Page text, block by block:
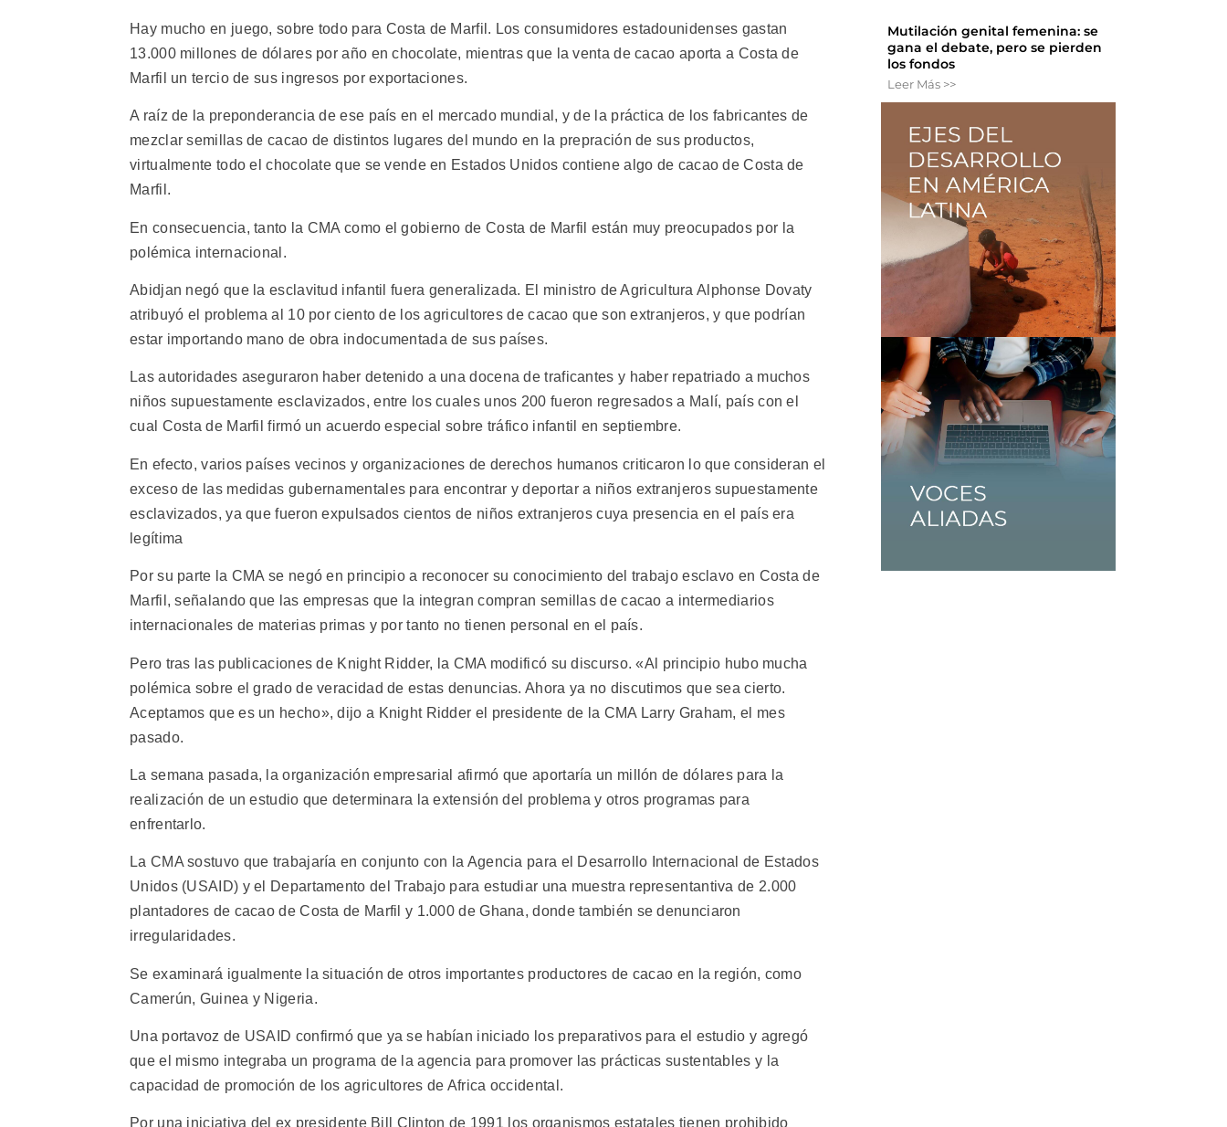
Hay mucho en juego, sobre todo para Costa de Marfil. Los consumidores estadounidenses gastan
13.000 millones de dólares por año en chocolate, mientras que la venta de cacao aporta a Costa de
Marfil un tercio de sus ingresos por exportaciones.
A raíz de la preponderancia de ese país en el mercado mundial, y de la práctica de los fabricantes de
mezclar semillas de cacao de distintos lugares del mundo en la prepración de sus productos,
virtualmente todo el chocolate que se vende en Estados Unidos contiene algo de cacao de Costa de
Marfil.
En consecuencia, tanto la CMA como el gobierno de Costa de Marfil están muy preocupados por la
polémica internacional.
Abidjan negó que la esclavitud infantil fuera generalizada. El ministro de Agricultura Alphonse Dovaty
atribuyó el problema al 10 por ciento de los agricultores de cacao que son extranjeros, y que podrían
estar importando mano de obra indocumentada de sus países.
Las autoridades aseguraron haber detenido a una docena de traficantes y haber repatriado a muchos
niños supuestamente esclavizados, entre los cuales unos 200 fueron regresados a Malí, país con el
cual Costa de Marfil firmó un acuerdo especial sobre tráfico infantil en septiembre.
En efecto, varios países vecinos y organizaciones de derechos humanos criticaron lo que consideran el
exceso de las medidas gubernamentales para encontrar y deportar a niños extranjeros supuestamente
esclavizados, ya que fueron expulsados cientos de niños extranjeros cuya presencia en el país era
legítima
Por su parte la CMA se negó en principio a reconocer su conocimiento del trabajo esclavo en Costa de
Marfil, señalando que las empresas que la integran compran semillas de cacao a intermediarios
internacionales de materias primas y por tanto no tienen personal en el país.
Pero tras las publicaciones de Knight Ridder, la CMA modificó su discurso. «Al principio hubo mucha
polémica sobre el grado de veracidad de estas denuncias. Ahora ya no discutimos que sea cierto.
Aceptamos que es un hecho», dijo a Knight Ridder el presidente de la CMA Larry Graham, el mes
pasado.
La semana pasada, la organización empresarial afirmó que aportaría un millón de dólares para la
realización de un estudio que determinara la extensión del problema y otros programas para
enfrentarlo.
La CMA sostuvo que trabajaría en conjunto con la Agencia para el Desarrollo Internacional de Estados
Unidos (USAID) y el Departamento del Trabajo para estudiar una muestra representantiva de 2.000
plantadores de cacao de Costa de Marfil y 1.000 de Ghana, donde también se denunciaron
irregularidades.
Se examinará igualmente la situación de otros importantes productores de cacao en la región, como
Camerún, Guinea y Nigeria.
Una portavoz de USAID confirmó que ya se habían iniciado los preparativos para el estudio y agregó
que el mismo integraba un programa de la agencia para promover las prácticas sustentables y la
capacidad de promoción de los agricultores de Africa occidental.
Por una iniciativa del ex presidente Bill Clinton de 1991 los organismos estatales tienen prohibido
Mutilación genital femenina: se
gana el debate, pero se pierden
los fondos
Leer Más >>